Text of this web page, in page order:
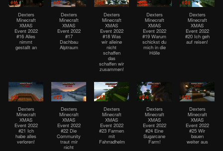
Dexters
Minecraft
XMAS
Event 2022
#16 Alles
nimmt
gestallt an
Dexters
Minecraft
XMAS
Event 2022
#17
Dachbau
Alptraum
Dexters
Minecraft
XMAS
Event 2022
#18 Was
wir alleine
nicht
schaffen
das
schaffen wir
zusammen!
Dexters
Minecraft
XMAS
Event 2022
#19 Warum
schickst du
mich in die
Hölle
Dexters
Minecraft
XMAS
Event 2022
#20 Ich geh
auf reisen!
Dexters
Minecraft
XMAS
Event 2022
#21 Ich
habe alles
verloren!
Dexters
Minecraft
XMAS
Event 2022
#22 Die
Community
traut mir
nicht
Dexters
Minecraft
XMAS
Event 2022
#23 Farmen
mit
Fahrradhelm
Dexters
Minecraft
XMAS
Event 2022
#24 Eine
Sugarcane
Farm!
Dexters
Minecraft
XMAS
Event 2022
#25 Wir
bauen
weiter aus